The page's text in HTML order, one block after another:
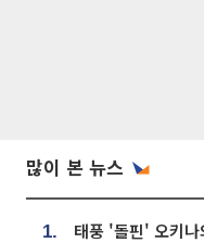
많이 본 뉴스
1.